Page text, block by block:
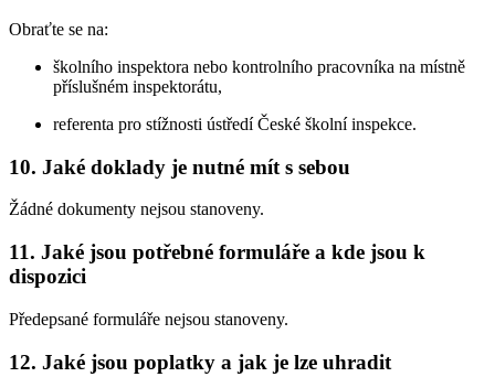
Obraťte se na:
školního inspektora nebo kontrolního pracovníka na místně
příslušném inspektorátu,
referenta pro stížnosti ústředí České školní inspekce.
10. Jaké doklady je nutné mít s sebou
Žádné dokumenty nejsou stanoveny.
11. Jaké jsou potřebné formuláře a kde jsou k
dispozici
Předepsané formuláře nejsou stanoveny.
12. Jaké jsou poplatky a jak je lze uhradit